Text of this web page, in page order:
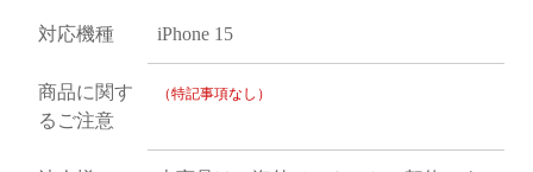
対応機種 iPhone 15
商品に関す
るご注意
（特記事項なし）